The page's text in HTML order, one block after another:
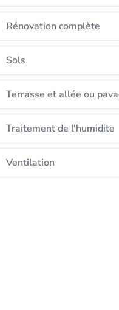
Rénovation complète
Sols
Terrasse et allée ou
Traitement de l'humidite
Ventilation